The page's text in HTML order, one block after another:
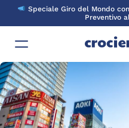
Skip
content
Speciale Giro del Mondo
Preventivo